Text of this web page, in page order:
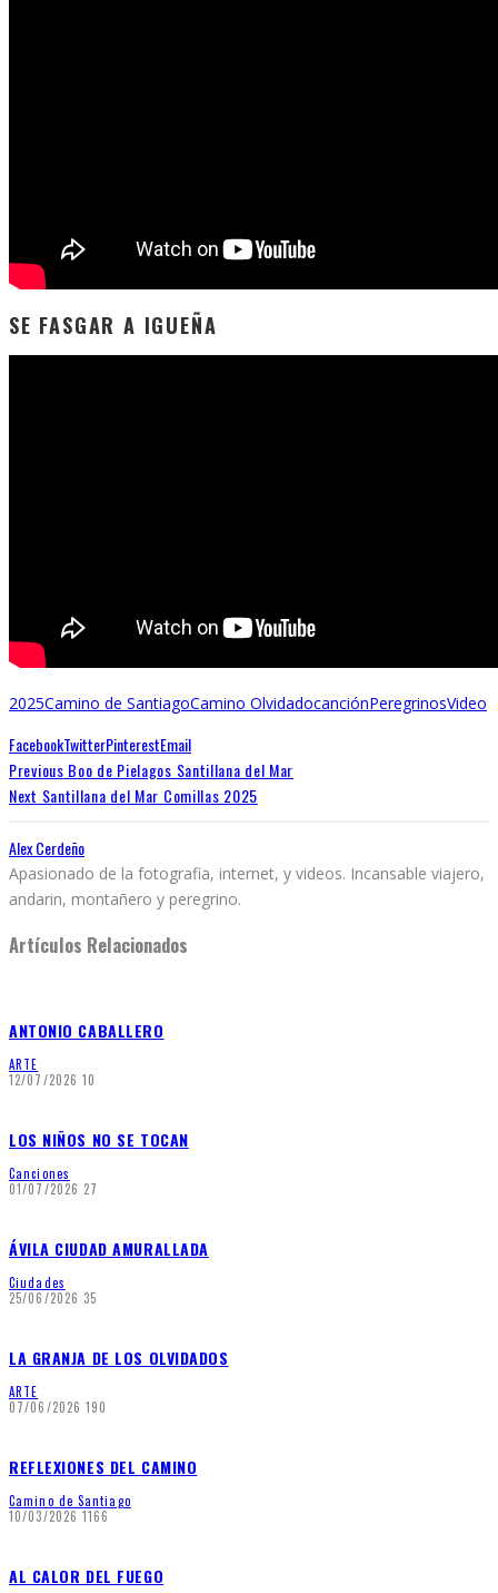
SE FASGAR A IGUEÑA
2025Camino de SantiagoCamino OlvidadocanciónPeregrinosVideo
FacebookTwitterPinterestEmail
Previous Boo de Pielagos Santillana del Mar
Next Santillana del Mar Comillas 2025
Alex Cerdeño
Apasionado de la fotografia, internet, y videos. Incansable viajero,
andarin, montañero y peregrino.
Artículos Relacionados
ANTONIO CABALLERO
ARTE
12/07/2026 10
LOS NIÑOS NO SE TOCAN
Canciones
01/07/2026 27
ÁVILA CIUDAD AMURALLADA
Ciudades
25/06/2026 35
LA GRANJA DE LOS OLVIDADOS
ARTE
07/06/2026 190
REFLEXIONES DEL CAMINO
Camino de Santiago
10/03/2026 1166
AL CALOR DEL FUEGO